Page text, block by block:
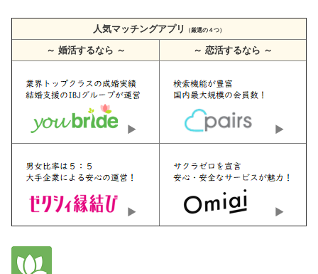
人気マッチングアプリ （厳選の４つ）
～ 婚活するなら ～ ～ 恋活するなら ～